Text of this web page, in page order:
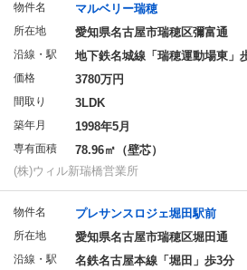
物件名 マルベリー瑞穂
所在地 愛知県名古屋市瑞穂区彌富通
沿線・駅 地下鉄名城線「瑞穂運動場東」
価格 3780万円
間取り 3LDK
築年月 1998年5月
専有面積
78.96㎡（壁芯）
(株)ウィル新瑞橋営業所
物件名 プレサンスロジェ堀田駅前
所在地 愛知県名古屋市瑞穂区堀田通
沿線・駅 名鉄名古屋本線「堀田」歩3分